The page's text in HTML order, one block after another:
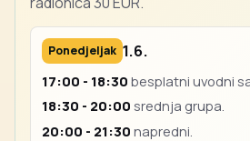
Ponedjeljak 1.6.
17:00 - 18:30 besplatni uvodni
18:30 - 20:00 srednja grupa.
20:00 - 21:30 napredni.